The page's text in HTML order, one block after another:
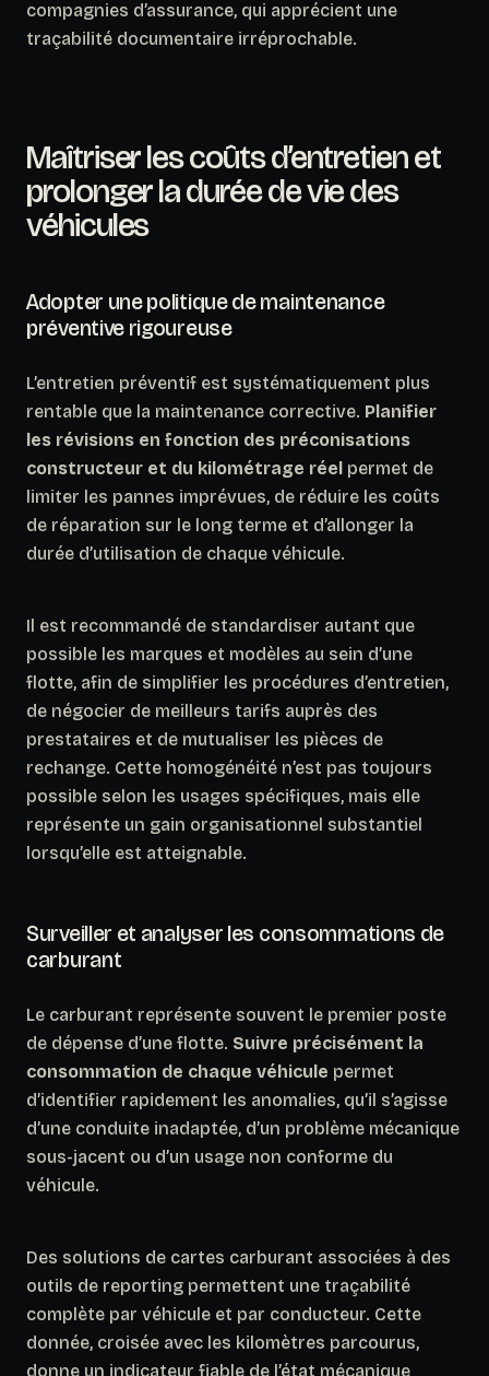
compagnies d’assurance, qui apprécient une
traçabilité documentaire irréprochable.
Maîtriser les coûts d’entretien et
prolonger la durée de vie des
véhicules
Adopter une politique de maintenance
préventive rigoureuse
L’entretien préventif est systématiquement plus
rentable que la maintenance corrective. Planifier
les révisions en fonction des préconisations
constructeur et du kilométrage réel permet de
limiter les pannes imprévues, de réduire les coûts
de réparation sur le long terme et d’allonger la
durée d’utilisation de chaque véhicule.
Il est recommandé de standardiser autant que
possible les marques et modèles au sein d’une
flotte, afin de simplifier les procédures d’entretien,
de négocier de meilleurs tarifs auprès des
prestataires et de mutualiser les pièces de
rechange. Cette homogénéité n’est pas toujours
possible selon les usages spécifiques, mais elle
représente un gain organisationnel substantiel
lorsqu’elle est atteignable.
Surveiller et analyser les consommations de
carburant
Le carburant représente souvent le premier poste
de dépense d’une flotte. Suivre précisément la
consommation de chaque véhicule permet
d’identifier rapidement les anomalies, qu’il s’agisse
d’une conduite inadaptée, d’un problème mécanique
sous-jacent ou d’un usage non conforme du
véhicule.
Des solutions de cartes carburant associées à des
outils de reporting permettent une traçabilité
complète par véhicule et par conducteur. Cette
donnée, croisée avec les kilomètres parcourus,
donne un indicateur fiable de l’état mécanique